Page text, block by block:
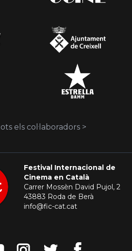
els col·laboradors >
Festival Internacional de
Cinema en Català
Carrer Mossèn David Pujol, 2
43883 Roda de Berà
info@fic-cat.cat